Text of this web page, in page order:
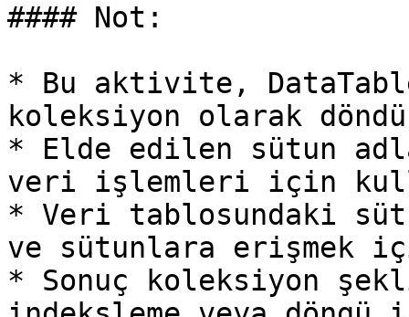
#### Not:
* Bu aktivite,
koleksiyon olarak
* Elde edilen sütun
veri işlemleri için
* Veri tablosundaki
ve sütunlara erişmek
* Sonuç koleksiyon